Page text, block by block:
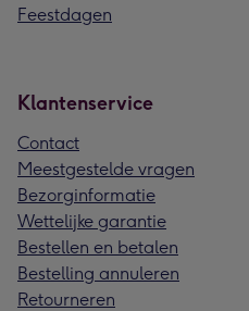
Feestdagen
Klantenservice
Contact
Meestgestelde vragen
Bezorginformatie
Wettelijke garantie
Bestellen en betalen
Bestelling annuleren
Retourneren